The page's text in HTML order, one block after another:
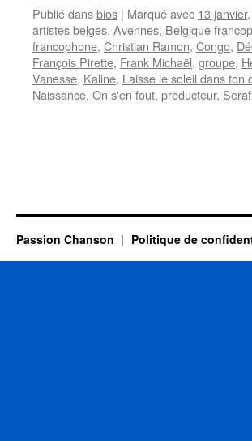
Publié dansbios | Marqué avec 13 janvier,
artistes belges, Avennes, Belgique
francophone, Christian Ramon, Congo,
François Pirette, Frank Michaël, groupe,
Vanesse, Kaline, Laisse le soleil dans ton
Naissance, On s'en fout, producteur,
Passion Chanson Politique de